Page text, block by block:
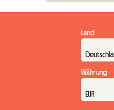
Land
Währung